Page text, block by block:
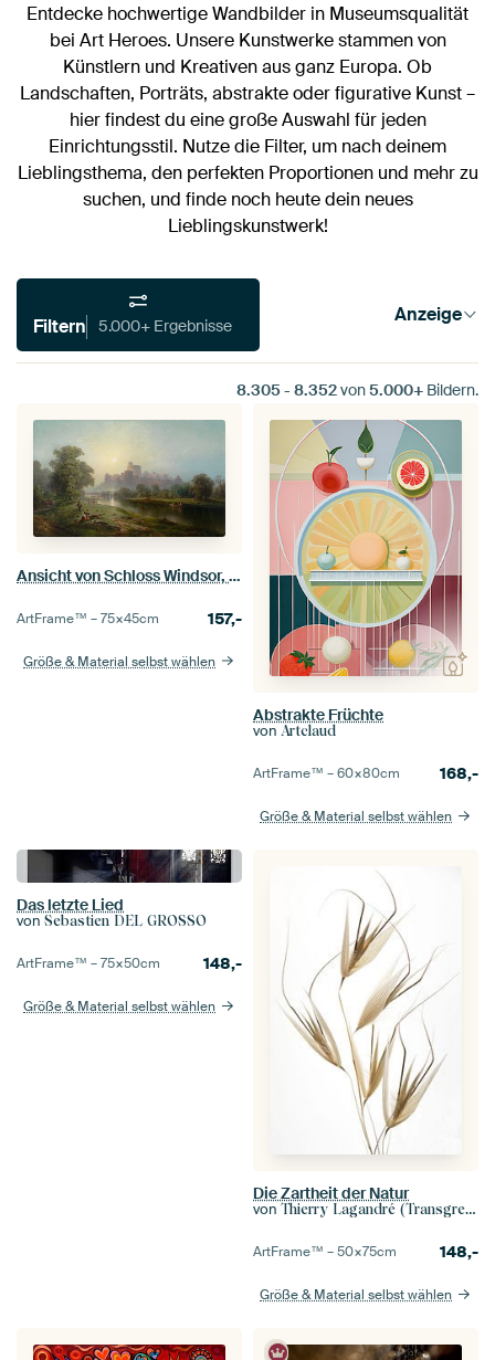
Entdecke hochwertige Wandbilder in Museumsqualität
bei Art Heroes. Unsere Kunstwerke stammen von
Künstlern und Kreativen aus ganz Europa. Ob
Landschaften, Porträts, abstrakte oder figurative Kunst –
hier findest du eine große Auswahl für jeden
Einrichtungsstil. Nutze die Filter, um nach deinem
Lieblingsthema, den perfekten Proportionen und mehr zu
suchen, und finde noch heute dein neues
Lieblingskunstwerk!
Filtern 5.000+ Ergebnisse Anzeige
8.305- 8.352von5.000+ Bildern.
Ansicht von Schloss Windsor, Edward Moran
ArtFrame™ –75×45cm 157,-
Größe & Material selbst wählen
Abstrakte Früchte
von Artclaud
ArtFrame™ –60×80cm 168,-
Größe & Material selbst wählen
Das letzte Lied
von Sebastien DEL GROSSO
ArtFrame™ –75×50cm 148,-
Größe & Material selbst wählen
Die Zartheit der Natur
von Thierry Lagandré (Transgressed Light)
ArtFrame™ –50×75cm 148,-
Größe & Material selbst wählen